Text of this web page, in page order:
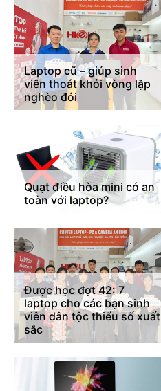
Laptop cũ – giúp sinh
viên thoát khỏi vòng lặp
nghèo đói
Quạt điều hòa mini có an
toàn với laptop?
Được học đợt 42: 7
laptop cho các bạn sinh
viên dân tộc thiểu số xuất
sắc